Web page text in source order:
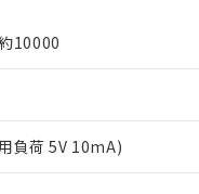
10000
負荷 5V 10mA)
品が提供可能な商品です。